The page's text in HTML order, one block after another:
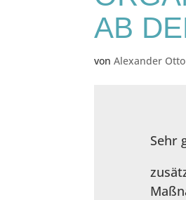
B
vonAlexander Otto
Sehr